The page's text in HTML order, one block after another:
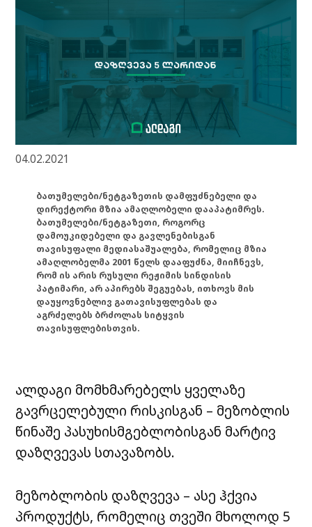
04.02.2021
ბათუმელები/ნეტგაზეთის დამფუძნებელი და
დირექტორი მზია ამაღლობელი დააპატიმრეს.
ბათუმელები/ნეტგაზეთი, როგორც
დამოუკიდებელი და გავლენებისგან
თავისუფალი მედიასაშუალება, რომელიც მზია
ამაღლობელმა 2001 წელს დააფუძნა, მიიჩნევს,
რომ ის არის რუსული რეჟიმის სინდისის
პატიმარი, არ აპირებს შეგუებას, ითხოვს მის
დაუყოვნებლივ გათავისუფლებას და
აგრძელებს ბრძოლას სიტყვის
თავისუფლებისთვის.
ალდაგი მომხმარებელს ყველაზე
გავრცელებული რისკისგან – მეზობლის
წინაშე პასუხისმგებლობისგან მარტივ
დაზღვევას სთავაზობს.
მეზობლობის დაზღვევა – ასე ჰქვია
პროდუქტს, რომელიც თვეში მხოლოდ 5